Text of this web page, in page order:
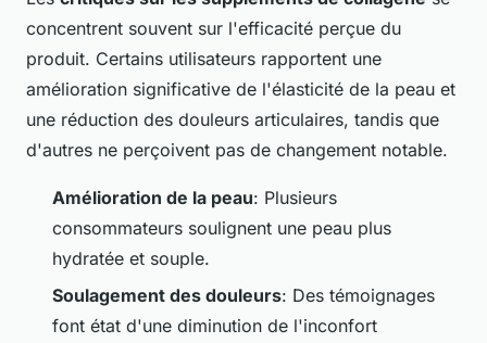
concentrent souvent sur l'efficacité perçue du
produit. Certains utilisateurs rapportent une
amélioration significative de l'élasticité de la peau et
une réduction des douleurs articulaires, tandis que
d'autres ne perçoivent pas de changement notable.
Amélioration de la peau: Plusieurs
consommateurs soulignent une peau plus
hydratée et souple.
Soulagement des douleurs: Des témoignages
font état d'une diminution de l'inconfort